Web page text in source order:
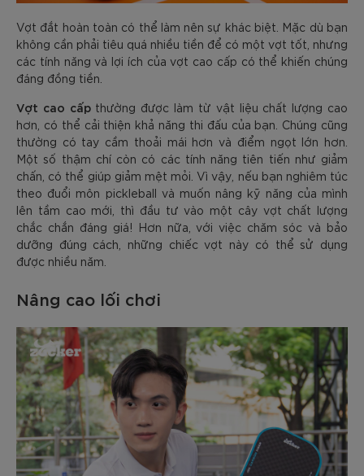
Vợt đắt hoàn toàn có thể làm nên sự khác biệt. Mặc dù bạn
không cần phải tiêu quá nhiều tiền để có một vợt tốt, nhưng
các tính năng và lợi ích của vợt cao cấp có thể khiến chúng
đáng đồng tiền.
Vợt cao cấpthường được làm từ vật liệu chất lượng cao
hơn, có thể cải thiện khả năng thi đấu của bạn. Chúng cũng
thường có tay cầm thoải mái hơn và điểm ngọt lớn hơn.
Một số thậm chí còn có các tính năng tiên tiến như giảm
chấn, có thể giúp giảm mệt mỏi. Vì vậy, nếu bạn nghiêm túc
theo đuổi môn pickleball và muốn nâng kỹ năng của mình
lên tầm cao mới, thì đầu tư vào một cây vợt chất lượng
chắc chắn đáng giá! Hơn nữa, với việc chăm sóc và bảo
dưỡng đúng cách, những chiếc vợt này có thể sử dụng
được nhiều năm.
Nâng cao lối chơi